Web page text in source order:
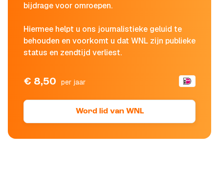
bijdrage voor omroepen.
Hiermee helpt u ons journalistieke geluid te
behouden en voorkomt u dat WNL zijn publieke
status en zendtijd verliest.
€ 8,50 per jaar
Word lid van WNL